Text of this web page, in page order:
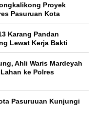
Proyek
Pasuruan Kota
Karang Pandan
Lewat Kerja Bakti
Ahli Waris Mardeyah
ke Polres
Pasuruuan Kunjungi